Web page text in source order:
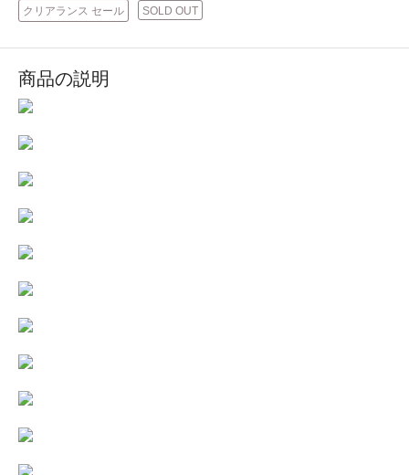
クリアランス セール SOLD OUT
商品の説明